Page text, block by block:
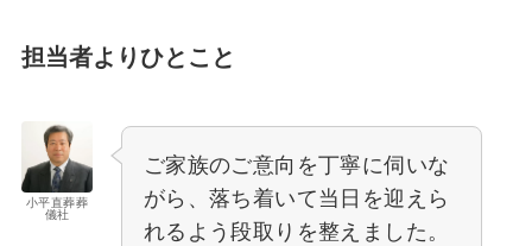
担当者よりひとこと
小平直葬葬
儀社
ご家族のご意向を丁寧に伺いな
がら、落ち着いて当日を迎えら
れるよう段取りを整えました。